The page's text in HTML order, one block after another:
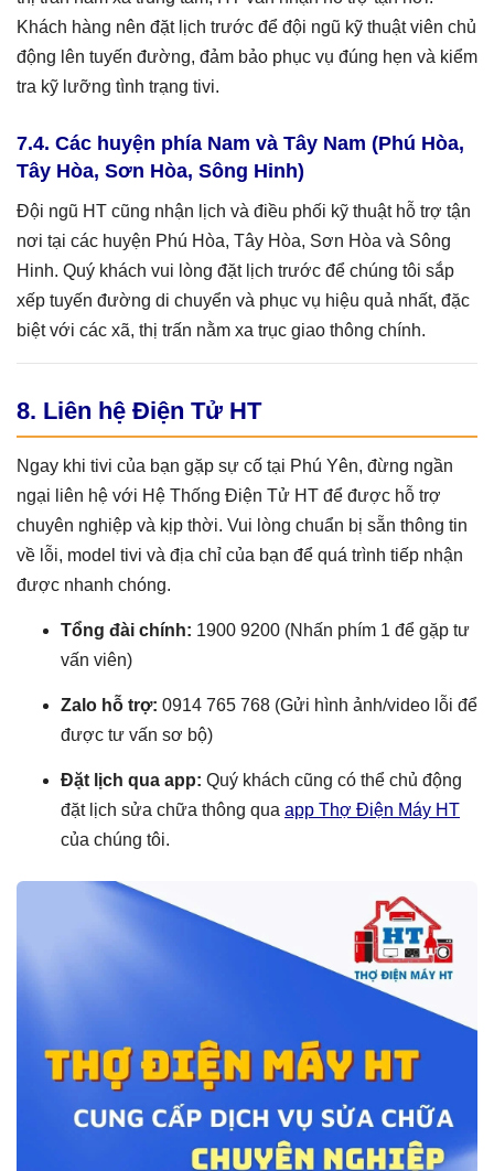
Khách hàng nên đặt lịch trước để đội ngũ kỹ thuật viên chủ
động lên tuyến đường, đảm bảo phục vụ đúng hẹn và kiểm
tra kỹ lưỡng tình trạng tivi.
7.4. Các huyện phía Nam và Tây Nam (Phú Hòa,
Tây Hòa, Sơn Hòa, Sông Hinh)
Đội ngũ HT cũng nhận lịch và điều phối kỹ thuật hỗ trợ tận
nơi tại các huyện Phú Hòa, Tây Hòa, Sơn Hòa và Sông
Hinh. Quý khách vui lòng đặt lịch trước để chúng tôi sắp
xếp tuyến đường di chuyển và phục vụ hiệu quả nhất, đặc
biệt với các xã, thị trấn nằm xa trục giao thông chính.
8. Liên hệ Điện Tử HT
Ngay khi tivi của bạn gặp sự cố tại Phú Yên, đừng ngần
ngại liên hệ với Hệ Thống Điện Tử HT để được hỗ trợ
chuyên nghiệp và kịp thời. Vui lòng chuẩn bị sẵn thông tin
về lỗi, model tivi và địa chỉ của bạn để quá trình tiếp nhận
được nhanh chóng.
Tổng đài chính: 1900 9200 (Nhấn phím 1 để gặp tư
vấn viên)
Zalo hỗ trợ: 0914 765 768 (Gửi hình ảnh/video lỗi để
được tư vấn sơ bộ)
Đặt lịch qua app: Quý khách cũng có thể chủ động
đặt lịch sửa chữa thông qua app Thợ Điện Máy HT
của chúng tôi.